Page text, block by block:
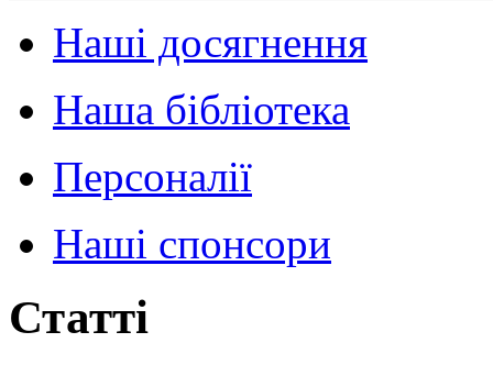
Наші досягнення
Наша бібліотека
Персоналії
Наші спонсори
Статті